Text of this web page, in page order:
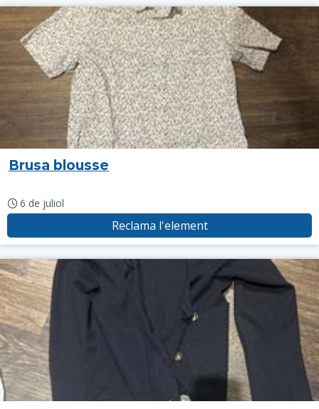
Brusa blousse
6 de juliol
Reclama l'element